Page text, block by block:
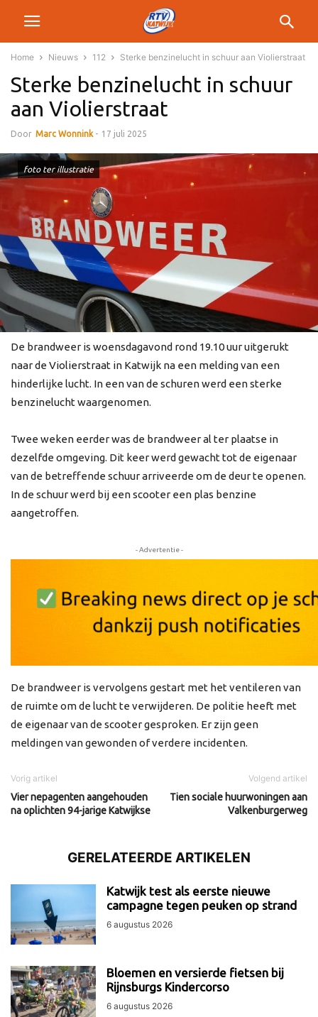
Home Nieuws 112 Sterke benzinelucht in schuur aan Violierstraat
Sterke benzinelucht in schuur
aan Violierstraat
Door Marc Wonnink - 17 juli 2025
foto ter illustratie
De brandweer is woensdagavond rond 19.10 uur uitgerukt
naar de Violierstraat in Katwijk na een melding van een
hinderlijke lucht. In een van de schuren werd een sterke
benzinelucht waargenomen.
Twee weken eerder was de brandweer al ter plaatse in
dezelfde omgeving. Dit keer werd gewacht tot de eigenaar
van de betreffende schuur arriveerde om de deur te openen.
In de schuur werd bij een scooter een plas benzine
aangetroffen.
- Advertentie -
De brandweer is vervolgens gestart met het ventileren van
de ruimte om de lucht te verwijderen. De politie heeft met
de eigenaar van de scooter gesproken. Er zijn geen
meldingen van gewonden of verdere incidenten.
Vorig artikel
Vier nepagenten aangehouden
na oplichten 94-jarige Katwijkse
Volgend artikel
Tien sociale huurwoningen aan
Valkenburgerweg
GERELATEERDE ARTIKELEN
Katwijk test als eerste nieuwe
campagne tegen peuken op strand
6 augustus 2026
Bloemen en versierde fietsen bij
Rijnsburgs Kindercorso
6 augustus 2026